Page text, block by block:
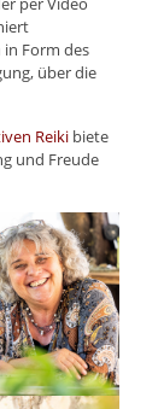
in Form des
über die
Reikibiete
und Freude